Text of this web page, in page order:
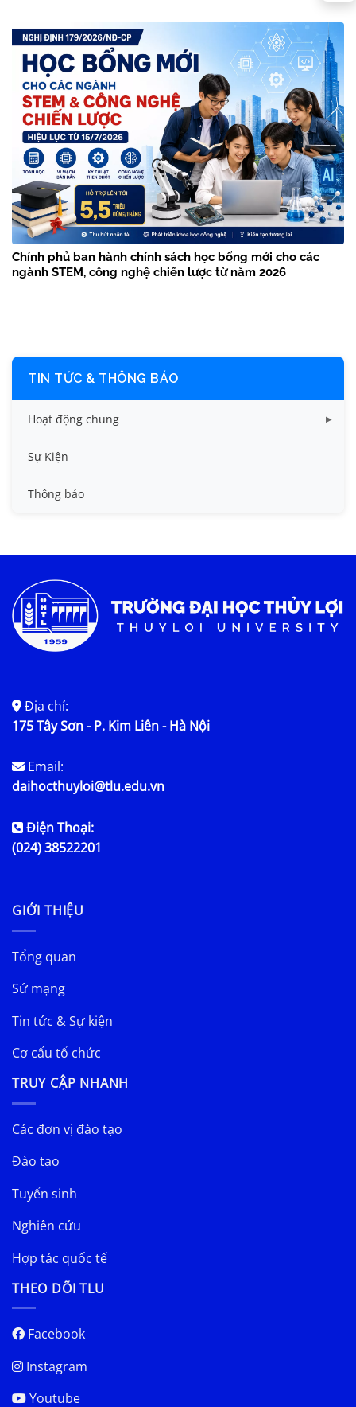
Chính phủ ban hành chính sách học bổng mới cho các
ngành STEM, công nghệ chiến lược từ năm 2026
TIN TỨC & THÔNG BÁO
Hoạt động chung
Tin công tác sinh viên
Tin đào tạo
Tin tức chung
Sự Kiện
Thông báo
Địa chỉ:
175 Tây Sơn - P. Kim Liên - Hà Nội
Email:
daihocthuyloi@tlu.edu.vn
Điện Thoại:
(024) 38522201
GIỚI THIỆU
Tổng quan
Sứ mạng
Tin tức & Sự kiện
Cơ cấu tổ chức
TRUY CẬP NHANH
Các đơn vị đào tạo
Đào tạo
Tuyển sinh
Nghiên cứu
Hợp tác quốc tế
THEO DÕI TLU
Facebook
Instagram
Youtube